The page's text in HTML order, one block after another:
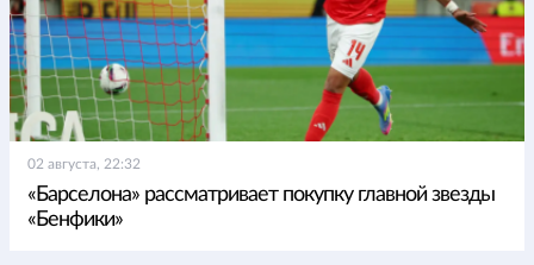
02 августа, 22:32
«Барселона» рассматривает покупку главной звезды
«Бенфики»